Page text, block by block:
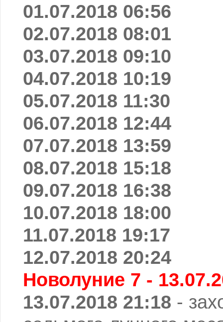
01.07.2018 06:56
02.07.2018 08:01
03.07.2018 09:10
04.07.2018 10:19
05.07.2018 11:30
06.07.2018 12:44
07.07.2018 13:59
08.07.2018 15:18
09.07.2018 16:38
10.07.2018 18:00
11.07.2018 19:17
12.07.2018 20:24
Новолуние 7 -
13.07.2018 21:18 -